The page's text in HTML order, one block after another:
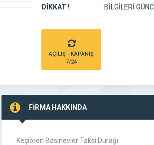
DİKKAT ! : BİLGİLERİ
AÇILIŞ - KAPANIŞ
7/24
FİRMA HAKKINDA
Keçiören Basınevler Taksi Durağı